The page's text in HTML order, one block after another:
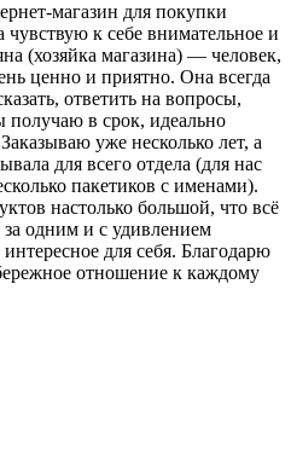
магазин для покупки
к себе внимательное и
(хозяйка магазина) — человек,
ценно и приятно. Она всегда
ответить на вопросы,
получаю в срок, идеально
уже несколько лет, а
для всего отдела (для нас
пакетиков с именами).
настолько большой, что всё
за одним и с удивлением
для себя. Благодарю
отношение к каждому